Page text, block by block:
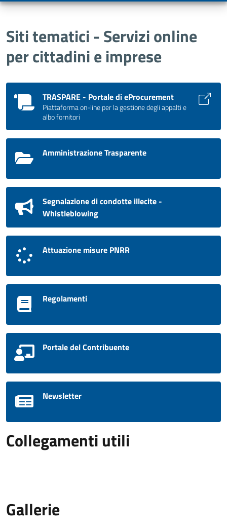
Siti tematici - Servizi online
per cittadini e imprese
TRASPARE - Portale di eProcurement
Piattaforma on-line per la gestione degli appalti e
albo fornitori
Amministrazione Trasparente
Segnalazione di condotte illecite -
Whistleblowing
Attuazione misure PNRR
Regolamenti
Portale del Contribuente
Newsletter
Collegamenti utili
Gallerie